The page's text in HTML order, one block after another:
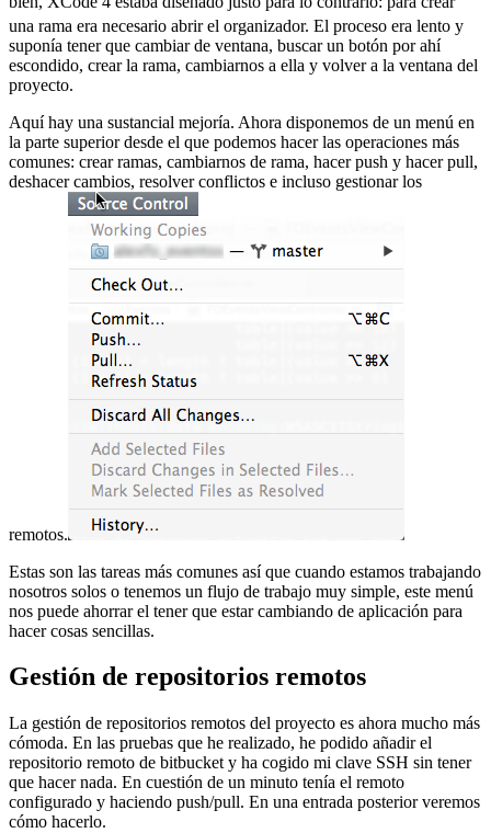
una rama era necesario abrir el organizador. El proceso era lento y
suponía tener que cambiar de ventana, buscar un botón por ahí
escondido, crear la rama, cambiarnos a ella y volver a la ventana del
proyecto.
Aquí hay una sustancial mejoría. Ahora disponemos de un menú en
la parte superior desde el que podemos hacer las operaciones más
comunes: crear ramas, cambiarnos de rama, hacer push y hacer pull,
deshacer cambios, resolver conflictos e incluso gestionar los
remotos.
Estas son las tareas más comunes así que cuando estamos trabajando
nosotros solos o tenemos un flujo de trabajo muy simple, este menú
nos puede ahorrar el tener que estar cambiando de aplicación para
hacer cosas sencillas.
Gestión de repositorios remotos
La gestión de repositorios remotos del proyecto es ahora mucho más
cómoda. En las pruebas que he realizado, he podido añadir el
repositorio remoto de bitbucket y ha cogido mi clave SSH sin tener
que hacer nada. En cuestión de un minuto tenía el remoto
configurado y haciendo push/pull. En una entrada posterior veremos
cómo hacerlo.